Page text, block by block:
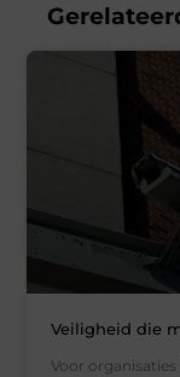
Veiligheid die
Voor